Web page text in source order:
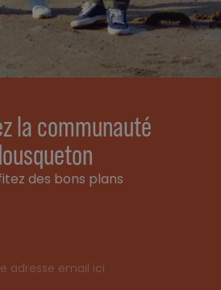
la communauté
des bons plans